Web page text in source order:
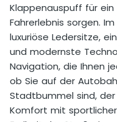
Klappenauspuff für ein
Fahrerlebnis sorgen.
luxuriöse Ledersitze,
und modernste
Navigation, die Ihnen
ob Sie auf der
Stadtbummel sind, der
Komfort mit
Auslandsfahrt